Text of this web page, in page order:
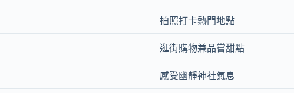
拍照打卡熱門地點
逛街購物兼品嘗甜點
感受幽靜神社氣息